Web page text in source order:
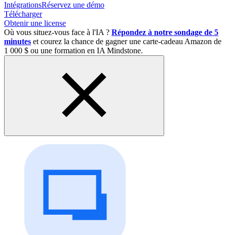
IntégrationsRéservez une démo
Télécharger
Obtenir une license
Où vous situez-vous face à l'IA ? Répondez à notre sondage de 5
minutes et courez la chance de gagner une carte-cadeau Amazon de
1 000 $ ou une formation en IA Mindstone.